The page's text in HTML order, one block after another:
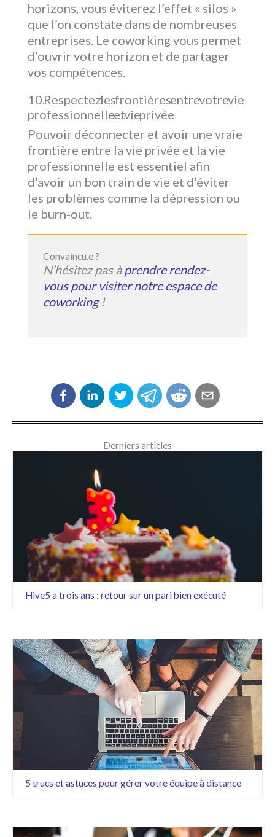
horizons, vous éviterez l’effet « silos »
que l’on constate dans de nombreuses
entreprises. Le coworking vous permet
d’ouvrir votre horizon et de partager
vos compétences.
Respectez les frontières entre votre vie
professionnelle et vie privée
Pouvoir déconnecter et avoir une vraie
frontière entre la vie privée et la vie
professionnelle est essentiel afin
d’avoir un bon train de vie et d’éviter
les problèmes comme la dépression ou
le burn-out.
Convaincu.e ?
N’hésitez pas àprendre rendez-
vous pour visiter notre espace de
coworking!
Derniers articles
Hive5 a trois ans : retour sur un pari bien exécuté
5 trucs et astuces pour gérer votre équipe à distance